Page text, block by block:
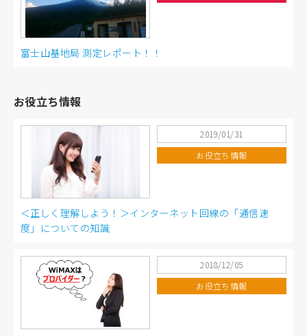
富士山基地局 測定レポート！！
お役立ち情報
2019/01/31
お役立ち情報
＜正しく理解しよう！＞インターネット回線の「通信速
度」についての知識
2018/12/05
お役立ち情報